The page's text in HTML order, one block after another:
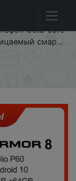
ARMOR 8
на процессоре
Octa-core
смар…